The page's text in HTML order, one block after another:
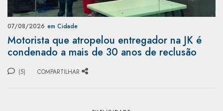
07/08/2026 em Cidade
Motorista que atropelou entregador na JK é
condenado a mais de 30 anos de reclusão
(5) COMPARTILHAR